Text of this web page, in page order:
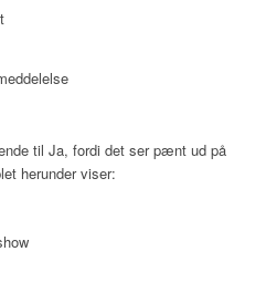
til Ja, fordi det ser pænt ud på
herunder viser: